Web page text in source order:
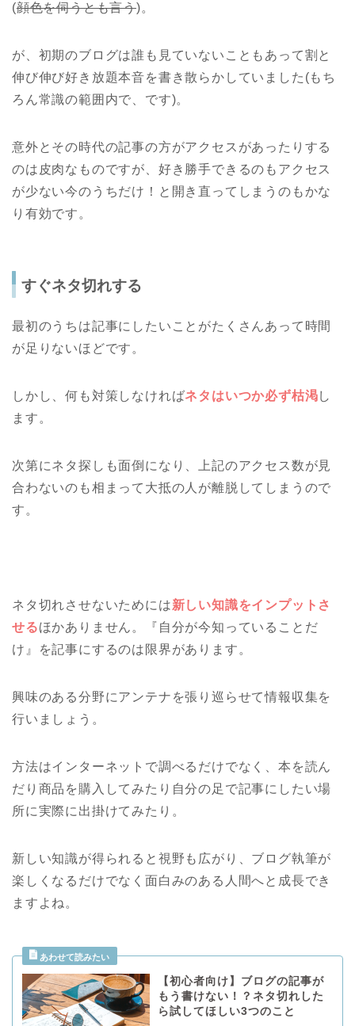
(顔色を伺うとも言う)。
が、初期のブログは誰も見ていないこともあって割と
伸び伸び好き放題本音を書き散らかしていました(もち
ろん常識の範囲内で、です)。
意外とその時代の記事の方がアクセスがあったりする
のは皮肉なものですが、好き勝手できるのもアクセス
が少ない今のうちだけ！と開き直ってしまうのもかな
り有効です。
すぐネタ切れする
最初のうちは記事にしたいことがたくさんあって時間
が足りないほどです。
しかし、何も対策しなければネタはいつか必ず枯渇し
ます。
次第にネタ探しも面倒になり、上記のアクセス数が見
合わないのも相まって大抵の人が離脱してしまうので
す。
ネタ切れさせないためには新しい知識をインプットさ
せるほかありません。『自分が今知っていることだ
け』を記事にするのは限界があります。
興味のある分野にアンテナを張り巡らせて情報収集を
行いましょう。
方法はインターネットで調べるだけでなく、本を読ん
だり商品を購入してみたり自分の足で記事にしたい場
所に実際に出掛けてみたり。
新しい知識が得られると視野も広がり、ブログ執筆が
楽しくなるだけでなく面白みのある人間へと成長でき
ますよね。
【初心者向け】ブログの記事が
もう書けない！？ネタ切れした
ら試してほしい3つのこと